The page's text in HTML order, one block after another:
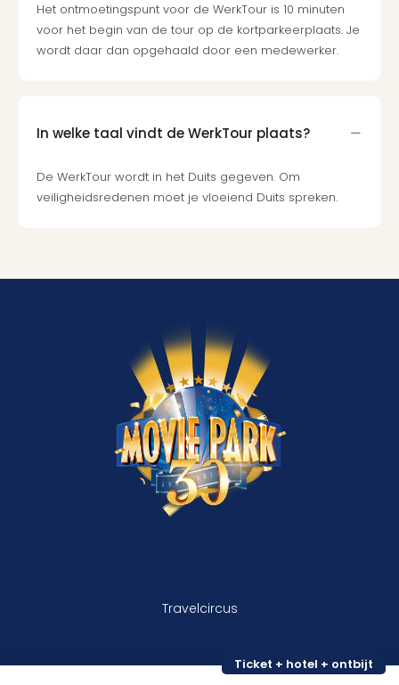
Het ontmoetingspunt voor de WerkTour is 10 minuten
voor het begin van de tour op de kortparkeerplaats. Je
wordt daar dan opgehaald door een medewerker.
In welke taal vindt de WerkTour plaats?
De WerkTour wordt in het Duits gegeven. Om
veiligheidsredenen moet je vloeiend Duits spreken.
Ticket + hotel + ontbijt
Travelcircus